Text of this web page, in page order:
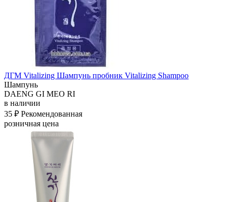
ДГМ Vitalizing Шампунь пробник Vitalizing Shampoo
Шампунь
DAENG GI MEO RI
в наличии
35 ₽ Рекомендованная
розничная цена